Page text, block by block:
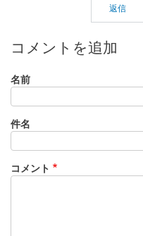
o
よ
る
:
最
返信
コメントを追加
名前
件名
コメント